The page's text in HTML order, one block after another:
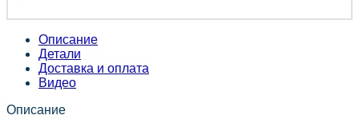
Описание
Детали
Доставка и оплата
Видео
Описание